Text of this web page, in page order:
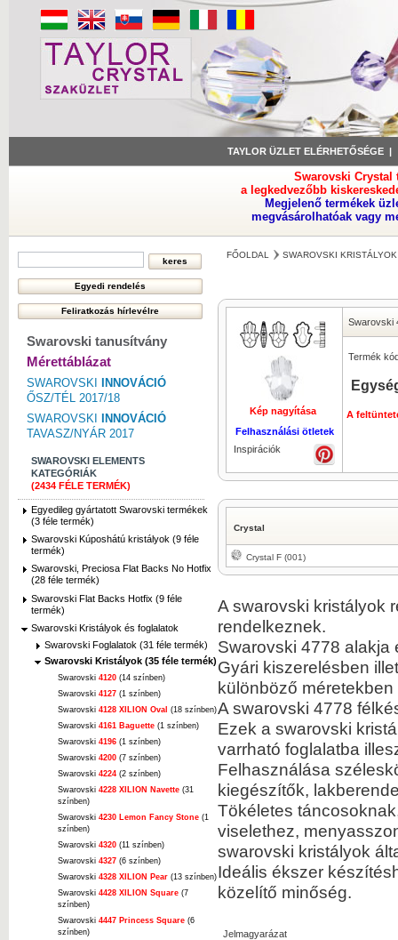
TAYLOR ÜZLET ELÉRHETŐSÉGE
Swarovski Crystal
a legkedvezőbb
Megjelenő termékek
megvásárolhatóak vagy
Swarovski tanusítvány
Mérettáblázat
SWAROVSKI
INNOVÁCIÓ
ŐSZ/TÉL 2017/18
SWAROVSKI
INNOVÁCIÓ
TAVASZ/NYÁR 2017
SWAROVSKI ELEMENTS
KATEGÓRIÁK
(2434 FÉLE TERMÉK)
Egyedileg gyártatott Swarovski termékek
(3 féle termék)
Swarovski Kúposhátú kristályok (9 féle
termék)
Swarovski, Preciosa Flat Backs No Hotfix
(28 féle termék)
Swarovski Flat Backs Hotfix (9 féle
termék)
Swarovski Kristályok és foglalatok
Swarovski Foglalatok (31 féle termék)
Swarovski Kristályok (35 féle termék)
Swarovski 4120 (14 színben)
Swarovski 4127 (1 színben)
Swarovski 4128 XILION Oval (18 színben)
Swarovski 4161 Baguette (1 színben)
Swarovski 4196 (1 színben)
Swarovski 4200 (7 színben)
Swarovski 4224 (2 színben)
Swarovski 4228 XILION Navette (31
színben)
Swarovski 4230 Lemon Fancy Stone (1
színben)
Swarovski 4320 (11 színben)
Swarovski 4327 (6 színben)
Swarovski 4328 XILION Pear (13 színben)
Swarovski 4428 XILION Square (7
színben)
Swarovski 4447 Princess Square (6
színben)
FŐOLDAL SWAROVSKI
Kép nagyítása
Felhasználási ötletek
Inspirációk
Swarovski
Termék
A
Crystal
Crystal F (001)
A swarovski kristályok
rendelkeznek.
Swarovski 4778 alakja
Gyári kiszerelésben
különböző
A swarovski 4778
Ezek a swarovski
varrható foglalatba
Felhasználása
kiegészítők,
Tökéletes
viselethez,
swarovski kristályok
Ideális ékszer
közelítő minőség.
Jelmagyarázat